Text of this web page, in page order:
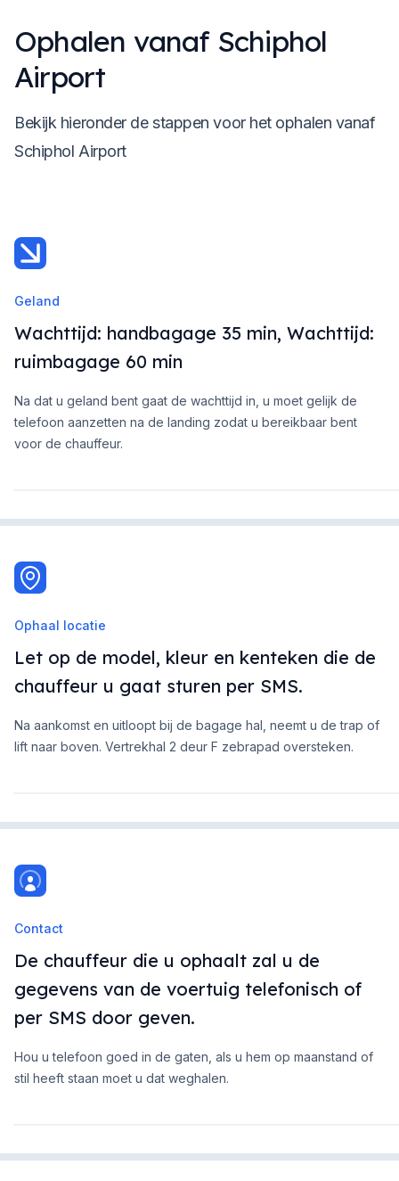
Ophalen vanaf Schiphol
Airport
Bekijk hieronder de stappen voor het ophalen vanaf
Schiphol Airport
Geland
Wachttijd: handbagage 35 min, Wachttijd:
ruimbagage 60 min
Na dat u geland bent gaat de wachttijd in, u moet gelijk de
telefoon aanzetten na de landing zodat u bereikbaar bent
voor de chauffeur.
Ophaal locatie
Let op de model, kleur en kenteken die de
chauffeur u gaat sturen per SMS.
Na aankomst en uitloopt bij de bagage hal, neemt u de trap of
lift naar boven. Vertrekhal 2 deur F zebrapad oversteken.
Contact
De chauffeur die u ophaalt zal u de
gegevens van de voertuig telefonisch of
per SMS door geven.
Hou u telefoon goed in de gaten, als u hem op maanstand of
stil heeft staan moet u dat weghalen.